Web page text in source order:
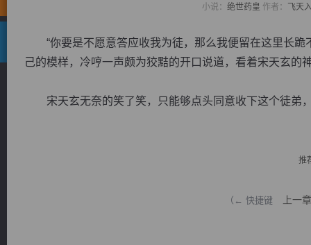
小说： 绝世药皇 作者： 飞天
“你要是不愿意答应收我为徒，那么我便留在这里长跪
己的模样，冷哼一声颇为狡黠的开口说道，看着宋天玄的
宋天玄无奈的笑了笑，只能够点头同意收下这个徒弟
推
（← 快捷键 上一章